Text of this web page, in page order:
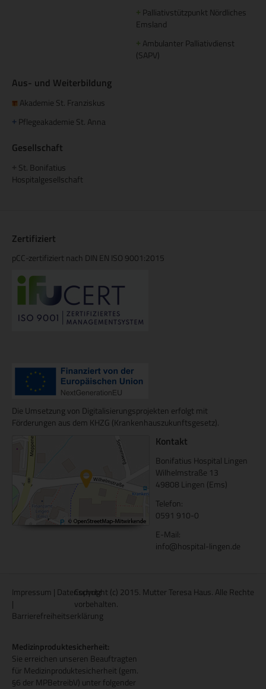
+ Palliativstützpunkt Nördliches
Emsland
+ Ambulanter Palliativdienst
(SAPV)
Aus- und Weiterbildung
Akademie St. Franziskus
+ Pflegeakademie St. Anna
Gesellschaft
St. Bonifatius
Hospitalgesellschaft
Zertifiziert
pCC-zertifiziert nach DIN EN ISO 9001:2015
Die Umsetzung von Digitalisierungsprojekten erfolgt mit
Förderungen aus dem KHZG (Krankenhauszukunftsgesetz).
Kontakt
Bonifatius Hospital Lingen
Wilhelmstraße 13
49808 Lingen (Ems)
Telefon:
0591 910-0
E-Mail:
info@hospital-lingen.de
Impressum | Datenschutz
|
Barrierefreiheitserklärung
Medizinproduktesicherheit:
Sie erreichen unseren Beauftragten
für Medizinproduktesicherheit (gem.
§6 der MPBetreibV) unter folgender
Copyright (c) 2015. Mutter Teresa Haus. Alle Rechte
vorbehalten.